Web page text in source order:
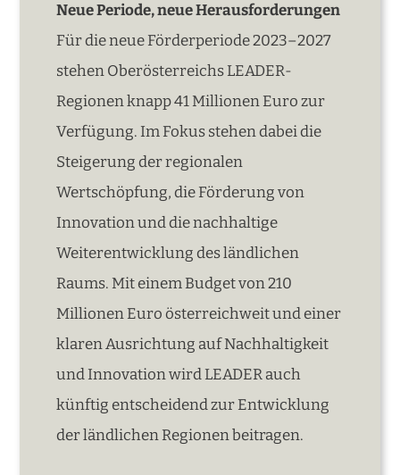
Neue Periode, neue Herausforderungen
Für die neue Förderperiode 2023–2027
stehen Oberösterreichs LEADER-
Regionen knapp 41 Millionen Euro zur
Verfügung. Im Fokus stehen dabei die
Steigerung der regionalen
Wertschöpfung, die Förderung von
Innovation und die nachhaltige
Weiterentwicklung des ländlichen
Raums. Mit einem Budget von 210
Millionen Euro österreichweit und einer
klaren Ausrichtung auf Nachhaltigkeit
und Innovation wird LEADER auch
künftig entscheidend zur Entwicklung
der ländlichen Regionen beitragen.